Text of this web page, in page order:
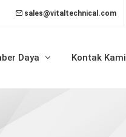
sales@vitaltechnical.com
Daya Kontak Kami